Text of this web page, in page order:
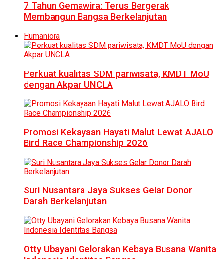
7 Tahun Gemawira: Terus Bergerak
Membangun Bangsa Berkelanjutan
Humaniora
Perkuat kualitas SDM pariwisata, KMDT MoU
dengan Akpar UNCLA
Promosi Kekayaan Hayati Malut Lewat AJALO
Bird Race Championship 2026
Suri Nusantara Jaya Sukses Gelar Donor
Darah Berkelanjutan
Otty Ubayani Gelorakan Kebaya Busana Wanita